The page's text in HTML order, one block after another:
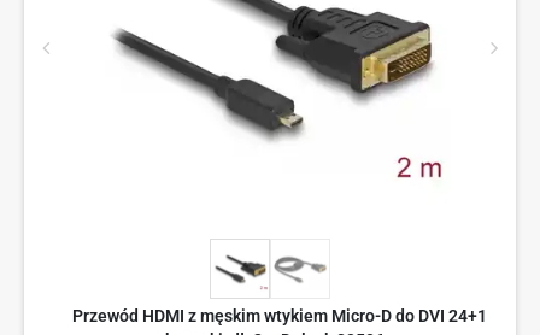
Przewód HDMI z męskim wtykiem Micro-D do DVI 24+1